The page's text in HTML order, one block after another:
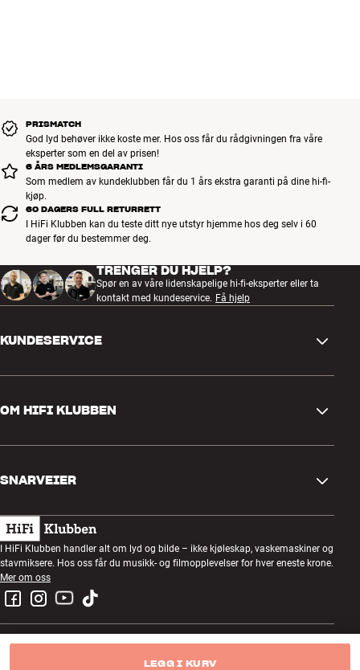
LEGG I KURV
PRISMATCH
God lyd behøver ikke koste mer. Hos oss får du rådgivningen fra våre
eksperter som en del av prisen!
6 ÅRS MEDLEMSGARANTI
Som medlem av kundeklubben får du 1 års ekstra garanti på dine hi-fi-
kjøp.
60 DAGERS FULL RETURRETT
I HiFi Klubben kan du teste ditt nye utstyr hjemme hos deg selv i 60
dager før du bestemmer deg.
TRENGER DU HJELP?
Spør en av våre lidenskapelige hi-fi-eksperter eller ta
kontakt med kundeservice. Få hjelp
KUNDESERVICE
Retur og reklamasjon
Angre på bestilling
Handelsbetingelser
Personvernpolicy
OM HIFI KLUBBEN
Kundeklubb
Lyttekveld
Konkurranser
Jobb i HiFi Klubben
SNARVEIER
Gavekort
Bygg med lyd
Montering og installasjon
Retur av el-avfall
I HiFi Klubben handler alt om lyd og bilde – ikke kjøleskap, vaskemaskiner og
stavmiksere. Hos oss får du musikk- og filmopplevelser for hver eneste krone.
Mer om oss